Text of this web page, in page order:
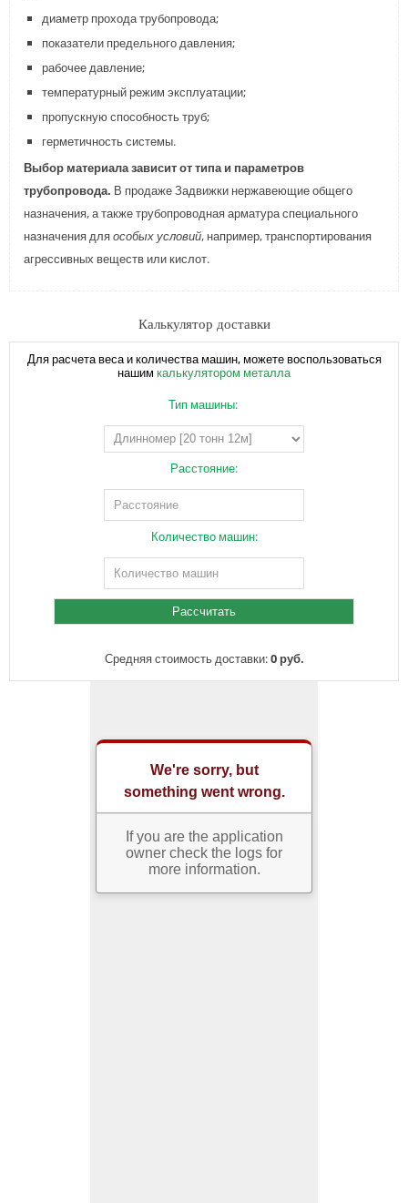
диаметр прохода трубопровода;
показатели предельного давления;
рабочее давление;
температурный режим эксплуатации;
пропускную способность труб;
герметичность системы.
Выбор материала зависит от типа и параметров
трубопровода. В продаже Задвижки нержавеющие общего
назначения, а также трубопроводная арматура специального
назначения дляособых условий, например, транспортирования
агрессивных веществ или кислот.
Калькулятор доставки
Для расчета веса и количества машин, можете воспользоваться
нашим калькулятором металла
Тип машины:
Расстояние:
Количество машин:
Средняя стоимость доставки:0 руб.